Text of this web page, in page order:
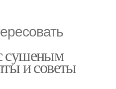
сушеным
и советы